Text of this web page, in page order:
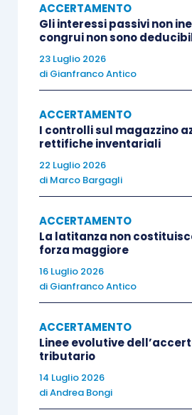
una fedele e chiara
elementi costitutivi
difesa in giudizio del
In materia opera poi altro
polisistematicità del sistema
imposta,la esistenza e la
motivazionedel singolo
verificatasecondo le regole
l’atto stesso afferisce” (
).
Ciò premesso in linea
Cassazione, con la
tornata sull’argomento,
imposte sulla denuncia di
definitivea seguito di
ACCERTAMENTO
Gli interessi passivi non
congrui non sono
23 Luglio 2026
di Gianfranco Antico
ACCERTAMENTO
I controlli sul magazzino
rettifiche inventariali
22 Luglio 2026
di Marco Bargagli
ACCERTAMENTO
La latitanza non
forza maggiore
16 Luglio 2026
di Gianfranco Antico
ACCERTAMENTO
Linee evolutive
tributario
14 Luglio 2026
diAndrea Bongi